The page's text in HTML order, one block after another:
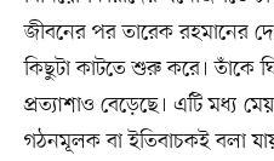
জীবনের পর তারেক রহমানের
কিছুটা কাটতে শুরু করে। তাঁকে
প্রত্যাশাও বেড়েছে। এটি মধ্য
গঠনমূলক বা ইতিবাচকই বলা